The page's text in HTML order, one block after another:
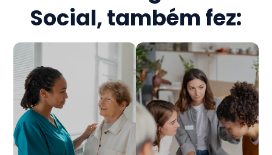
Social, também fez: